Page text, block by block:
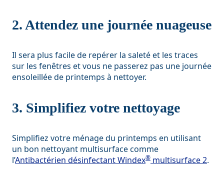
2. Attendez une journée nuageuse
Il sera plus facile de repérer la saleté et les traces
sur les fenêtres et vous ne passerez pas une journée
ensoleillée de printemps à nettoyer.
3. Simplifiez votre nettoyage
Simplifiez votre ménage du printemps en utilisant
un bon nettoyant multisurface comme
l’Antibactérien désinfectant Windex® multisurface 2.